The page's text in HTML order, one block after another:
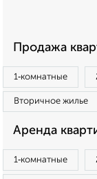
Продажа
1‑комнатные
Вторичное жилье
Аренда
1‑комнатные